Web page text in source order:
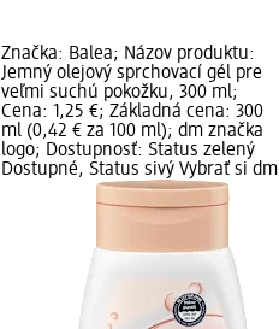
Značka: Balea; Názov produktu:
Jemný olejový sprchovací gél pre
veľmi suchú pokožku, 300 ml;
Cena: 1,25 €; Základná cena: 300
ml (0,42 € za 100 ml); dm značka
logo; Dostupnosť: Status zelený
Dostupné, Status sivý Vybrať si dm